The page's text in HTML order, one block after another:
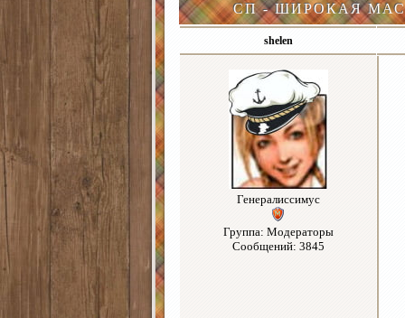
СП - ШИРОКАЯ
shelen
Генералиссимус
Группа: Модераторы
Сообщений: 3845